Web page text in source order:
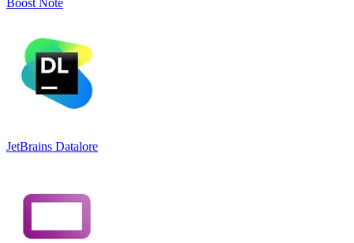
JetBrains Datalore